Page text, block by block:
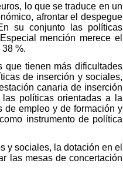
lo que se traduce en un
afrontar el despegue
su conjunto las políticas
mención merece el
%.
que tienen más dificultades
de inserción y sociales,
canaria de inserción
políticas orientadas a la
de empleo y de formación y
instrumento de política
y sociales, la dotación en el
las mesas de concertación